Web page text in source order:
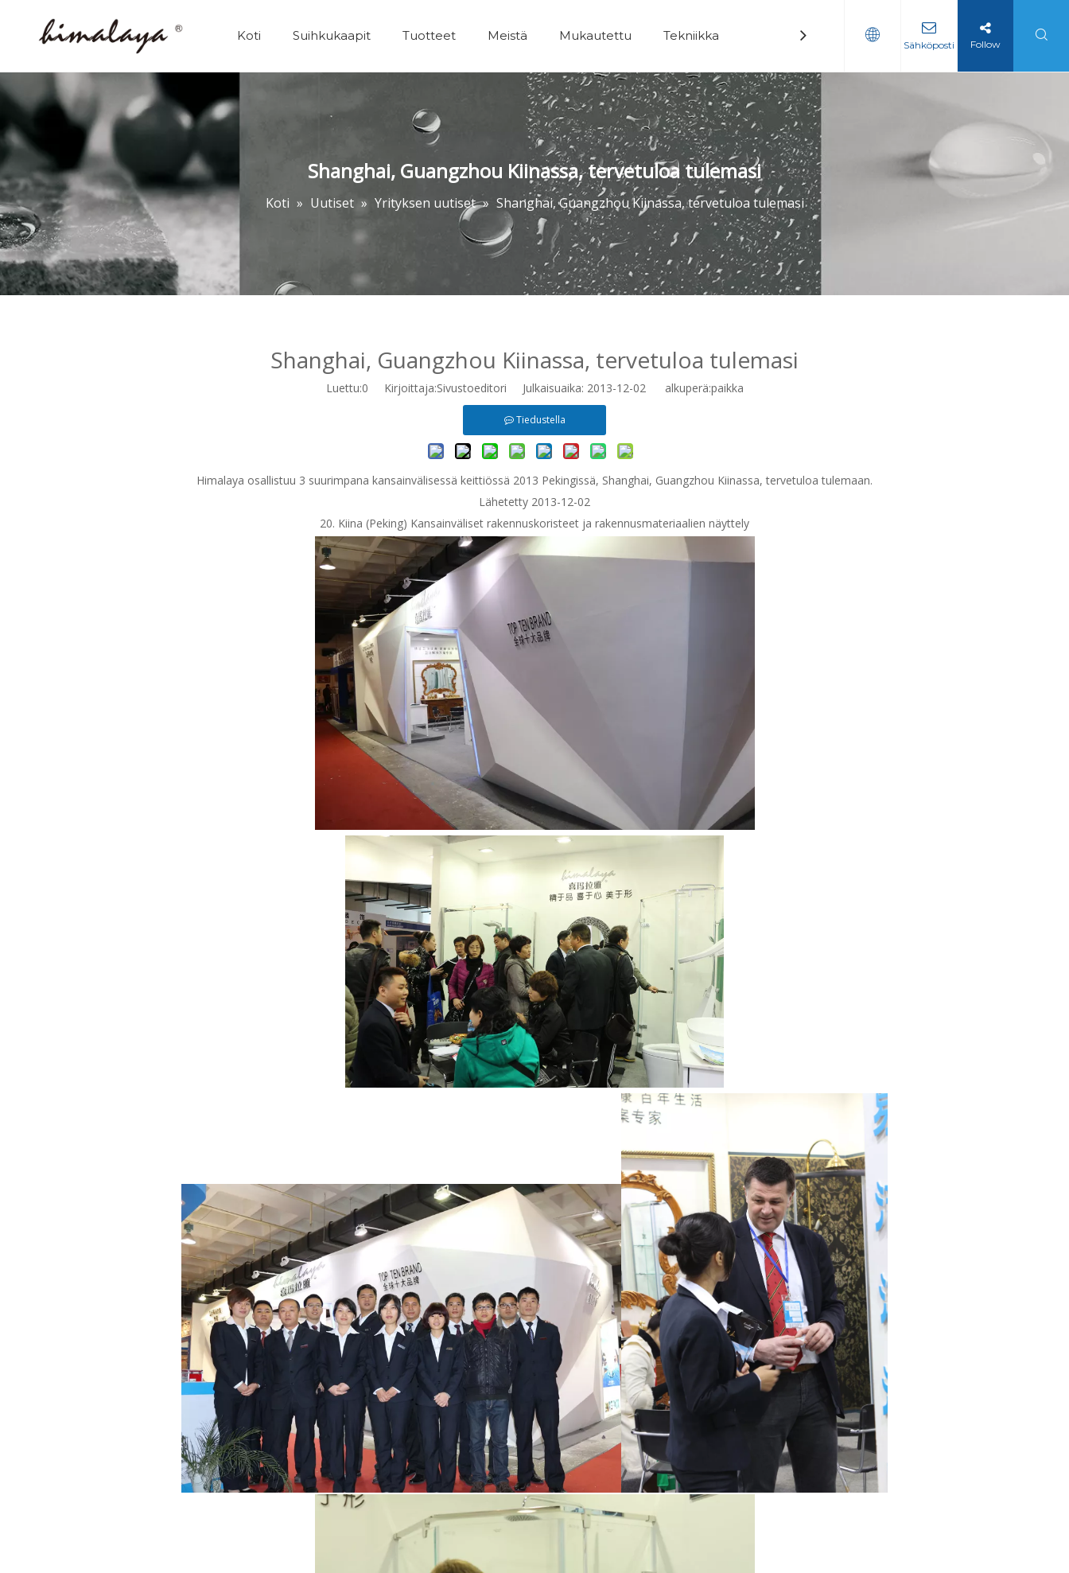
Koti Suihkukaapit Tuotteet Meistä Mukautettu Tekniikka Ottaa yhteyttä
Sähköposti Follow
Shanghai, Guangzhou Kiinassa, tervetuloa tulemasi
Koti » Uutiset » Yrityksen uutiset » Shanghai, Guangzhou Kiinassa, tervetuloa tulemasi
Shanghai, Guangzhou Kiinassa, tervetuloa tulemasi
Luettu:0 Kirjoittaja:Sivustoeditori Julkaisuaika: 2013-12-02 alkuperä:paikka
Tiedustella
Himalaya osallistuu 3 suurimpana kansainvälisessä keittiössä 2013 Pekingissä, Shanghai, Guangzhou Kiinassa, tervetuloa tulemaan.
Lähetetty 2013-12-02
20. Kiina (Peking) Kansainväliset rakennuskoristeet ja rakennusmateriaalien näyttely